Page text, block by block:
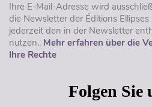
Ihre E-Mail-Adresse wird
die Newsletter der Éditions
jederzeit den in der Newsletter
nutzen.. Mehr erfahren über die
Ihre Rechte
Folgen Sie